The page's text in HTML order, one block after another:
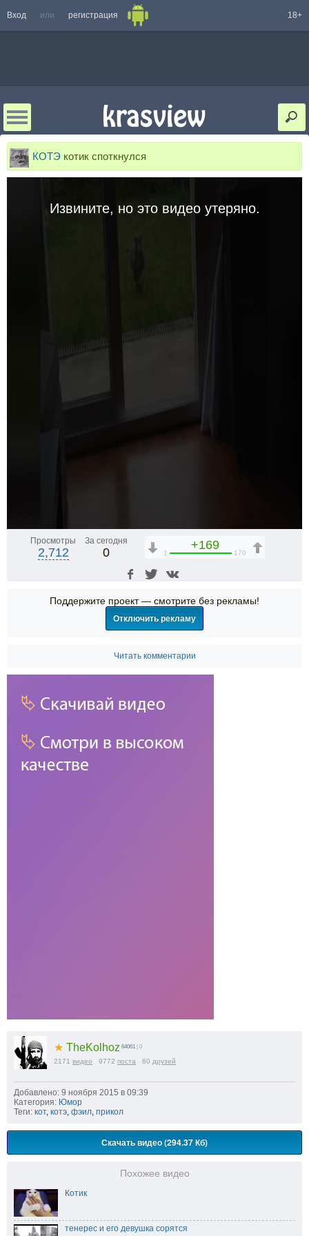
Вход или регистрация 18+
КОТЭ котик споткнулся
Извините, но это видео утеряно.
Просмотры
2,712
За сегодня
0
+169
1 170
Поддержите проект — смотрите без рекламы!
Отключить рекламу
Читать комментарии
★ TheKolhoz 64061 | 0
2171 видео 9772 поста 60 друзей
Добавлено: 9 ноября 2015 в 09:39
Категория: Юмор
Теги: кот, котэ, фэил, прикол
Скачать видео (294.37 Кб)
Похожее видео
Котик
тенерес и его девушка сорятся